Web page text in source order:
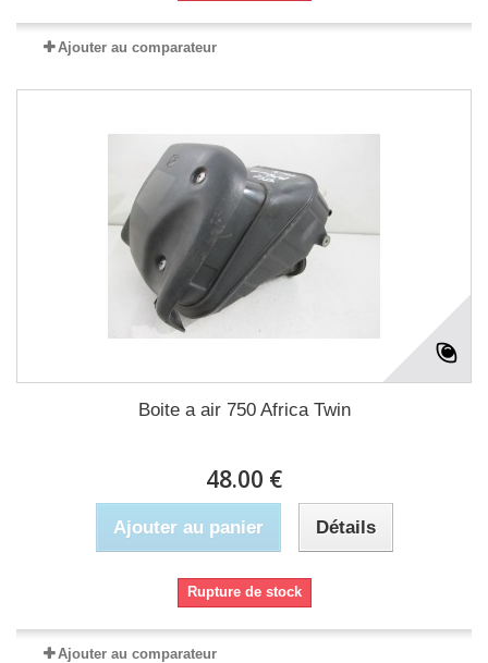
Ajouter au comparateur
Boite a air 750 Africa Twin
48.00 €
Ajouter au panier Détails
Rupture de stock
Ajouter au comparateur